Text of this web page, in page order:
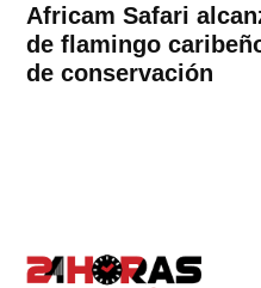
Africam Safari
de flamingo
de conservación